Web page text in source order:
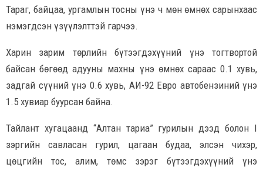
Тараг, байцаа, ургамлын тосны үнэ ч мөн өмнөх сарынхаас
нэмэгдсэн үзүүлэлттэй гарчээ.
Харин зарим төрлийн бүтээгдэхүүний үнэ тогтвортой
байсан бөгөөд адууны махны үнэ өмнөх сараас 0.1 хувь,
задгай сүүний үнэ 0.6 хувь, АИ-92 Евро автобензиний үнэ
1.5 хувиар буурсан байна.
Тайлант хугацаанд “Алтан тариа” гурилын дээд болон I
зэргийн савласан гурил, цагаан будаа, элсэн чихэр,
цөцгийн тос, алим, төмс зэрэг бүтээгдэхүүний үнэ